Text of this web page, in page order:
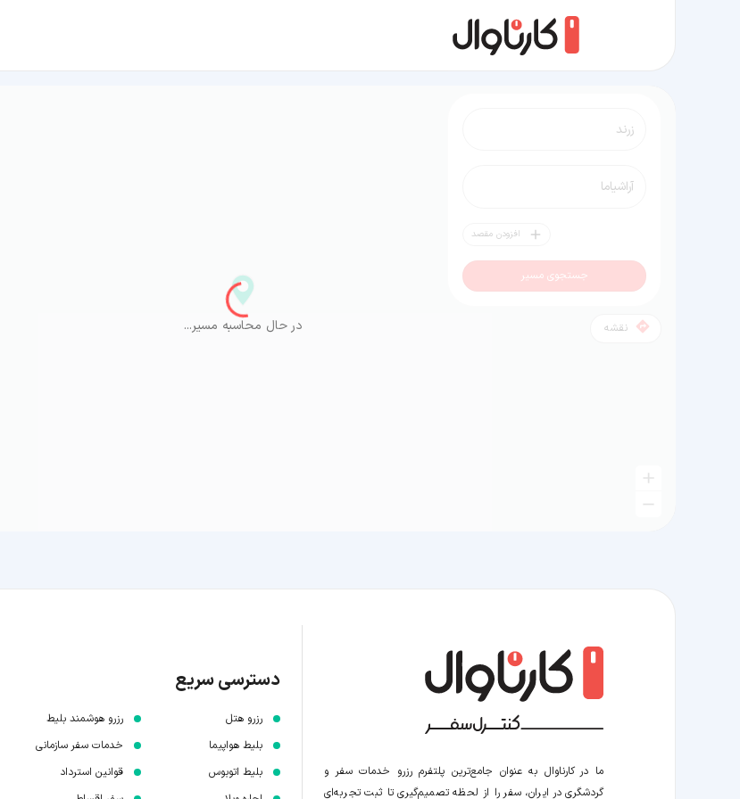
افزودن مقصد
جستجوی مسیر
نقشه در حال محاسبه مسیر...
ما در کارناوال به عنوان جامع‌ترین پلتفرم رزرو خدمات سفر و
گردشگری در ایران، سفر را از لحظه‌ تصمیم‌گیری تا ثبت تجربه‌ای
دسترسی سریع
رزرو هتل
بلیط هواپیما
بلیط اتوبوس
رزرو هوشمند بلیط
خدمات سفر سازمانی
قوانین استرداد